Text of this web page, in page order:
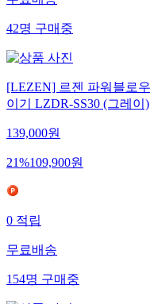
무료배송
42명구매중
[LEZEN] 르젠 파워블로
이기 LZDR-SS30 (그레이)
139,000원
21%109,900원
0적립
무료배송
154명구매중